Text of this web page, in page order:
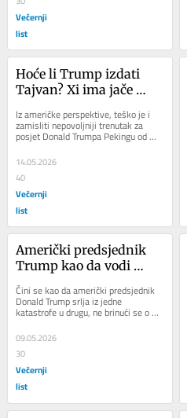
Večernji
list
Hoće li Trump izdati
Tajvan? Xi ima jače
Trump
Iz američke perspektive, teško je i
zamisliti nepovoljniji trenutak za
posjet Donald Trumpa Pekingu od
ovoga sadašnjeg. Koliko god Trump
uporno...
14.05.2026
40
Večernji
list
Američki predsjednik
Trump kao da vodi
svoje posljednje bitke,
uvjeren da za njega više
ne postoji sutra
Čini se kao da američki predsjednik
Donald Trump srlja iz jedne
katastrofe u drugu, ne brinući se o
tome kako će se to reflektirati na
njegovu...
09.05.2026
30
Večernji
list